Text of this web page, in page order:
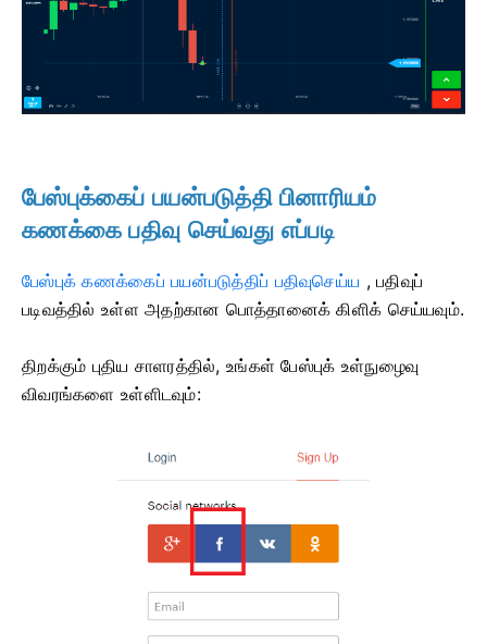
பேஸ்புக்கைப் பயன்படுத்தி பினாரியம்
கணக்கை பதிவு செய்வது எப்படி
பேஸ்புக் கணக்கைப் பயன்படுத்திப் பதிவுசெய்ய ,பதிவுப்
படிவத்தில் உள்ள அதற்கான பொத்தானைக் கிளிக் செய்யவும்.
திறக்கும் புதிய சாளரத்தில், உங்கள் பேஸ்புக் உள்நுழைவு
விவரங்களை உள்ளிடவும்: